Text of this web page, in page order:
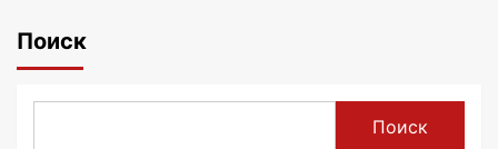
Поиск
Поиск